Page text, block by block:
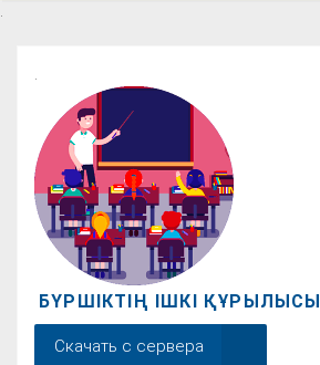
.
.
БҮРШІКТІҢ ІШКІ ҚҰРЫЛЫСЫ
Скачать с сервера